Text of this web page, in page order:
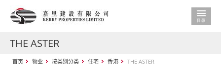
THE ASTER
首页 物业 按类别分类 住宅 香港 THE ASTER